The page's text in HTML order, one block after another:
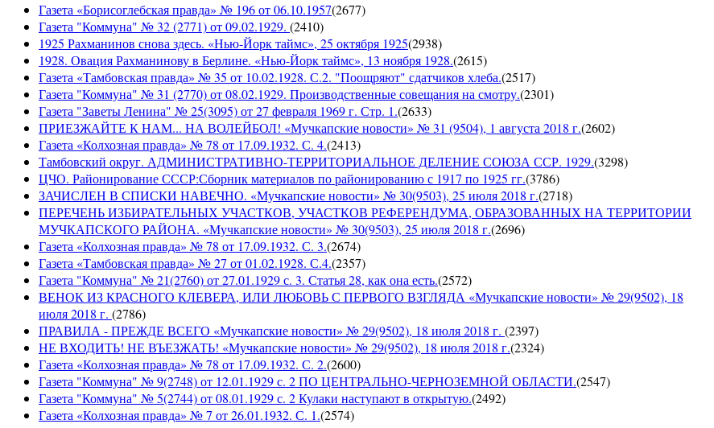
Газета «Борисоглебская правда» № 196 от 06.10.1957(2677)
Газета "Коммуна" № 32 (2771) от 09.02.1929. (2410)
1925 Рахманинов снова здесь. «Нью-Йорк таймс», 25 октября 1925(2938)
1928. Овация Рахманинову в Берлине. «Нью-Йорк таймс», 13 ноября 1928.(2615)
Газета «Тамбовская правда» № 35 от 10.02.1928. С.2. "Поощряют" сдатчиков хлеба.(2517)
Газета "Коммуна" № 31 (2770) от 08.02.1929. Производственные совещания на смотру.(2301)
Газета "Заветы Ленина" № 25(3095) от 27 февраля 1969 г. Стр. 1.(2633)
ПРИЕЗЖАЙТЕ К НАМ... НА ВОЛЕЙБОЛ! «Мучкапские новости» № 31 (9504), 1 августа 2018 г.(2602)
Газета «Колхозная правда» № 78 от 17.09.1932. С. 4.(2413)
Тамбовский округ. АДМИНИСТРАТИВНО-ТЕРРИТОРИАЛЬНОЕ ДЕЛЕНИЕ СОЮЗА ССР. 1929.(3298)
ЦЧО. Районирование СССР:Сборник материалов по районированию с 1917 по 1925 гг.(3786)
ЗАЧИСЛЕН В СПИСКИ НАВЕЧНО. «Мучкапские новости» № 30(9503), 25 июля 2018 г.(2718)
ПЕРЕЧЕНЬ ИЗБИРАТЕЛЬНЫХ УЧАСТКОВ, УЧАСТКОВ РЕФЕРЕНДУМА, ОБРАЗОВАННЫХ НА ТЕРРИТОРИИ
МУЧКАПСКОГО РАЙОНА. «Мучкапские новости» № 30(9503), 25 июля 2018 г.(2696)
Газета «Колхозная правда» № 78 от 17.09.1932. С. 3.(2674)
Газета «Тамбовская правда» № 27 от 01.02.1928. С.4.(2357)
Газета "Коммуна" № 21(2760) от 27.01.1929 с. 3. Статья 28, как она есть.(2572)
ВЕНОК ИЗ КРАСНОГО КЛЕВЕРА, ИЛИ ЛЮБОВЬ С ПЕРВОГО ВЗГЛЯДА «Мучкапские новости» № 29(9502), 18
июля 2018 г. (2786)
ПРАВИЛА - ПРЕЖДЕ ВСЕГО «Мучкапские новости» № 29(9502), 18 июля 2018 г. (2397)
НЕ ВХОДИТЬ! НЕ ВЪЕЗЖАТЬ! «Мучкапские новости» № 29(9502), 18 июля 2018 г.(2324)
Газета «Колхозная правда» № 78 от 17.09.1932. С. 2.(2600)
Газета "Коммуна" № 9(2748) от 12.01.1929 с. 2 ПО ЦЕНТРАЛЬНО-ЧЕРНОЗЕМНОЙ ОБЛАСТИ.(2547)
Газета "Коммуна" № 5(2744) от 08.01.1929 с. 2 Кулаки наступают в открытую.(2492)
Газета «Колхозная правда» № 7 от 26.01.1932. С. 1.(2574)